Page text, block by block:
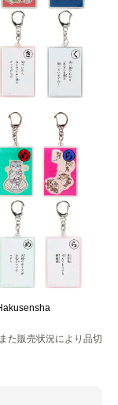
た販売状況により品切